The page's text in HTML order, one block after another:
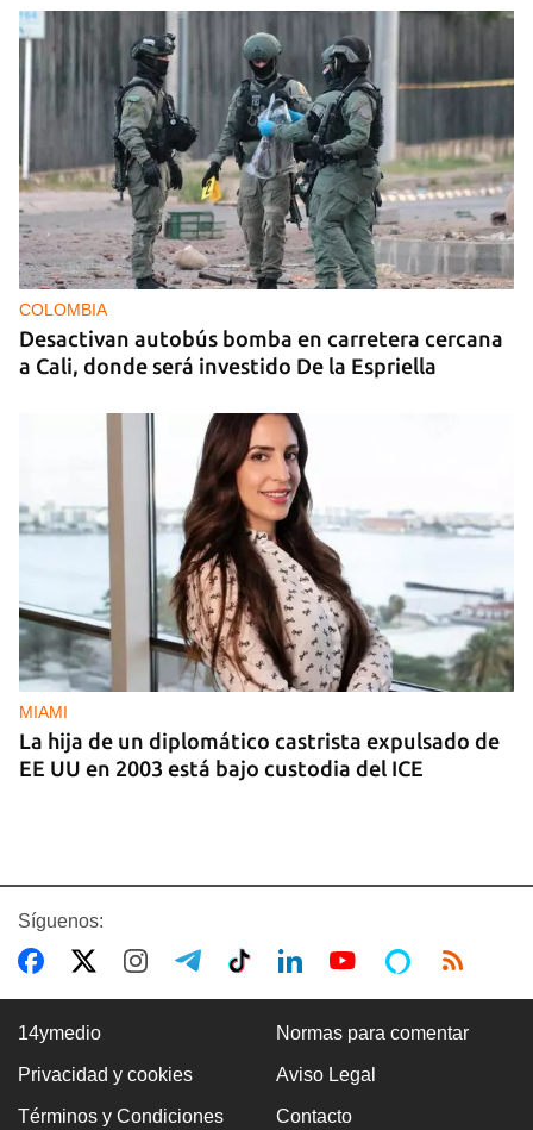
COLOMBIA
Desactivan autobús bomba en carretera cercana
a Cali, donde será investido De la Espriella
MIAMI
La hija de un diplomático castrista expulsado de
EE UU en 2003 está bajo custodia del ICE
AMÉRICA
Síguenos:
14ymedio Normas para comentar
Privacidad y cookies Aviso Legal
Términos y Condiciones Contacto